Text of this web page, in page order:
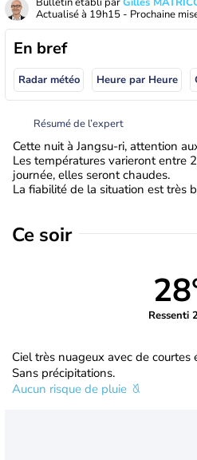
Actualisé à 19h15 - Prochaine
En bref
Radar météo Heure par Heure
Résumé de l’expert
Cette nuit à Jangsu-ri, attention
Les températures varieront entre
journée, elles seront chaudes.
La fiabilité de la situation est très
Ce soir
Ressenti
Ciel très nuageux avec de courtes
Sans précipitations.
Aucun risque de pluie